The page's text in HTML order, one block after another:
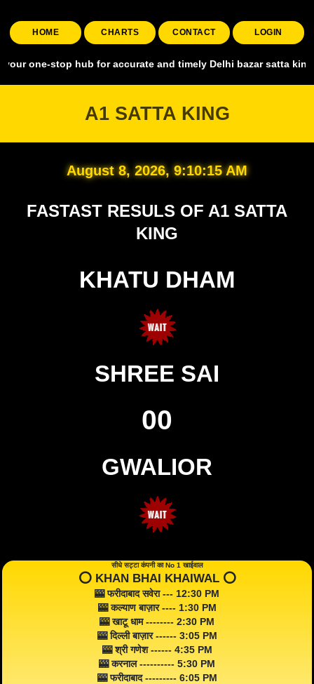
HOME CHARTS CONTACT LOGIN
hub for accurate and timely Delhi bazar satta king,
A1 SATTA KING
August 8, 2026, 9:10:16 AM
FASTAST RESULS OF A1 SATTA
KING
KHATU DHAM
SHREE SAI
00
GWALIOR
सीधे सट्टा कंपनी का No 1 खाईवाल
⭕️ KHAN BHAI KHAIWAL ⭕️
🎰 फरीदाबाद सवेरा --- 12:30 PM
🎰 कल्याण बाज़ार ---- 1:30 PM
🎰 खाटू धाम -------- 2:30 PM
🎰 दिल्ली बाज़ार ------ 3:05 PM
🎰 श्री गणेश ------ 4:35 PM
🎰 करनाल ---------- 5:30 PM
🎰 फरीदाबाद --------- 6:05 PM